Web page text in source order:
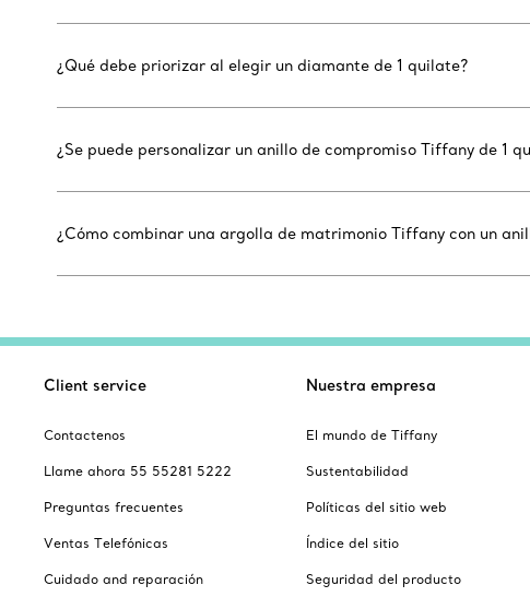
¿Qué debe priorizar al elegir un diamante de 1 quilate?
¿Se puede personalizar un anillo de compromiso Tiffany de 1
¿Cómo combinar una argolla de matrimonio Tiffany con un
Client service
Contactenos
Llame ahora 55 55281 5222
Preguntas frecuentes
Ventas Telefónicas
Cuidado and reparación
Nuestra empresa
El mundo de Tiffany
Sustentabilidad
Políticas del sitio web
Índice del sitio
Seguridad del producto